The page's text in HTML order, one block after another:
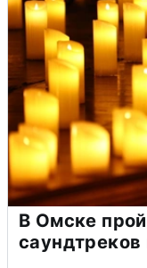
В Омске
саундтреков